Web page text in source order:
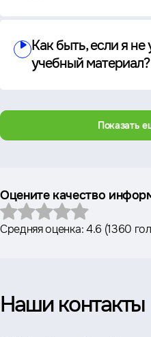
Как быть, если я
учебный материал?
Показать
Оцените качество
Средняя оценка:4.6 (1360
Наши контакты